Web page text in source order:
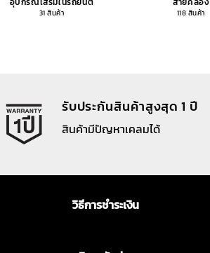
31 สินค้า 118 สินค้า
รับประกันสินค้าสูงสุด 1 ปี
สินค้ามีปัญหาเคลมได้
วิธีการชำระเงิน